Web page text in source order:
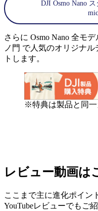
DJI Osmo Nano
さらに Osmo Nano 全モ
ノ門 で人気のオリジナ
トします。
※特典は製品と同一
レビュー動画は
ここまで主に進化ポイン
YouTubeレビューでもご